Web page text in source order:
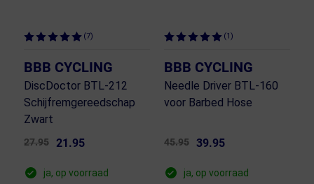
(7)
BBB CYCLING
DiscDoctor BTL-212
Schijfremgereedschap
Zwart
27.95 21.95
ja, op voorraad
(1)
BBB CYCLING
Needle Driver BTL-160
voor Barbed Hose
45.95 39.95
ja, op voorraad